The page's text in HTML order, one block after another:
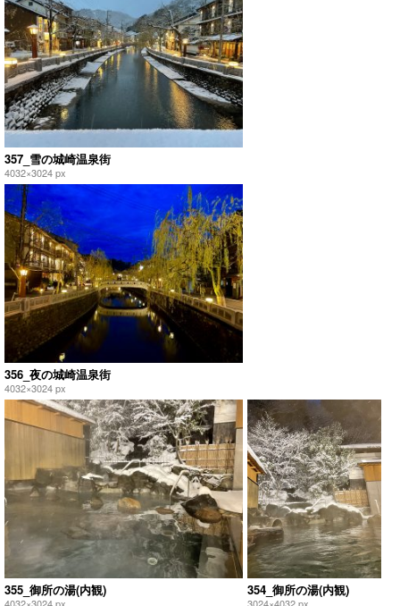
357_雪の城崎温泉街
4032×3024 px
356_夜の城崎温泉街
4032×3024 px
355_御所の湯(内観) 354_御所の湯(内観)